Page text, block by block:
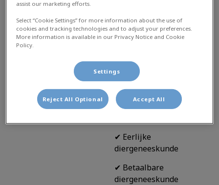
behandelen uw hond,
kat, konijn, cavia, rat,
gerbil, hamster, vogel… in
gezelschapsdieren dus!
Benieuwd naar wat wij u
te bieden hebben?
✔ Een hart voor uw
✔ Eerlijke
diergeneeskunde
✔ Betaalbare
diergeneeskunde
assist our marketing efforts.
Select “Cookie Settings” for more information about the use of
cookies and tracking technologies and to adjust your preferences.
More information is available in our Privacy Notice and Cookie
Policy.
Settings
Reject All Optional Accept All